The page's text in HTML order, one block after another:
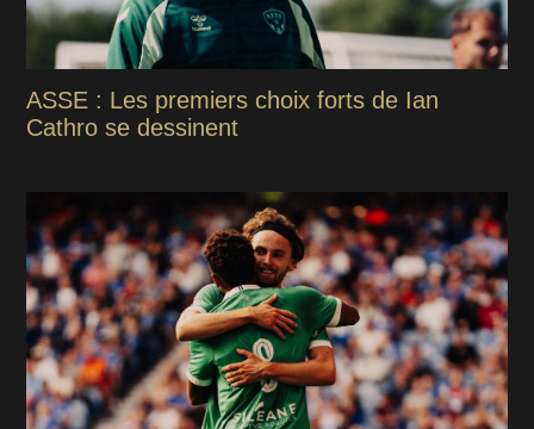
ASSE : Les premiers choix forts de Ian
Cathro se dessinent